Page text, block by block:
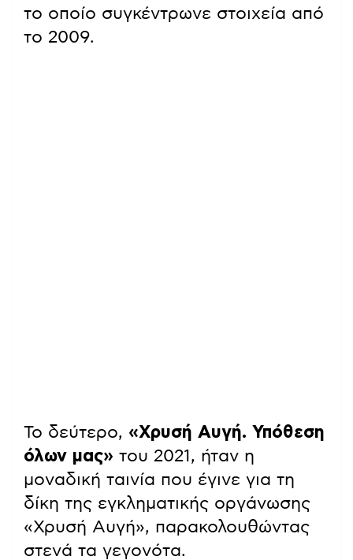
το οποίο συγκέντρωνε στοιχεία από
το 2009.
Το δεύτερο, «Χρυσή Αυγή. Υπόθεση
όλων μας» του 2021, ήταν η
μοναδική ταινία που έγινε για τη
δίκη της εγκληματικής οργάνωσης
«Χρυσή Αυγή», παρακολουθώντας
στενά τα γεγονότα.